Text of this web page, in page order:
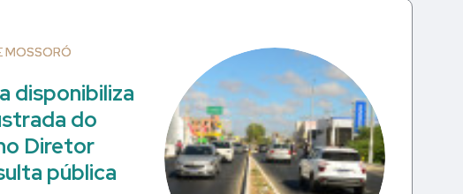
MOSSORÓ
disponibiliza
do
Diretor
pública